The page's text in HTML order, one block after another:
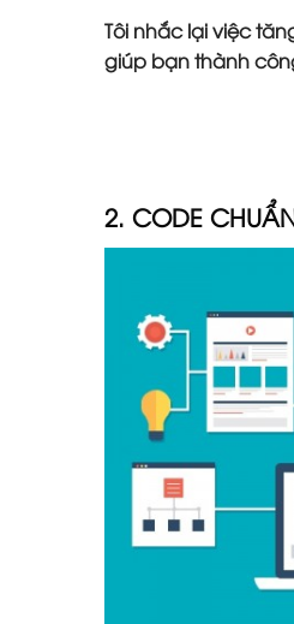
Tôi nhắc lại việc
giúp bạn thành
2. CODE